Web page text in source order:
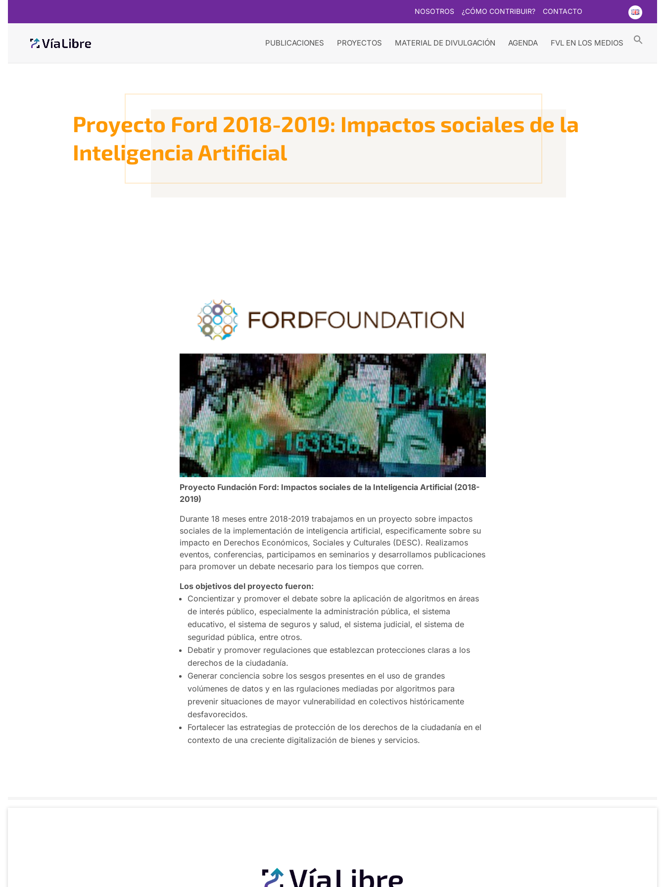
NOSOTROS ¿CÓMO CONTRIBUIR? CONTACTO
PUBLICACIONES PROYECTOS MATERIAL DE DIVULGACIÓN AGENDA FVL EN LOS MEDIOS
Proyecto Ford 2018-2019: Impactos sociales de la
Inteligencia Artificial
Proyecto Fundación Ford: Impactos sociales de la Inteligencia Artificial (2018-
2019)
Durante 18 meses entre 2018-2019 trabajamos en un proyecto sobre impactos
sociales de la implementación de inteligencia artificial, especificamente sobre su
impacto en Derechos Económicos, Sociales y Culturales (DESC). Realizamos
eventos, conferencias, participamos en seminarios y desarrollamos publicaciones
para promover un debate necesario para los tiempos que corren.
Los objetivos del proyecto fueron:
Concientizar y promover el debate sobre la aplicación de algoritmos en áreas
de interés público, especialmente la administración pública, el sistema
educativo, el sistema de seguros y salud, el sistema judicial, el sistema de
seguridad pública, entre otros.
Debatir y promover regulaciones que establezcan protecciones claras a los
derechos de la ciudadanía.
Generar conciencia sobre los sesgos presentes en el uso de grandes
volúmenes de datos y en las rgulaciones mediadas por algoritmos para
prevenir situaciones de mayor vulnerabilidad en colectivos históricamente
desfavorecidos.
Fortalecer las estrategias de protección de los derechos de la ciudadanía en el
contexto de una creciente digitalización de bienes y servicios.